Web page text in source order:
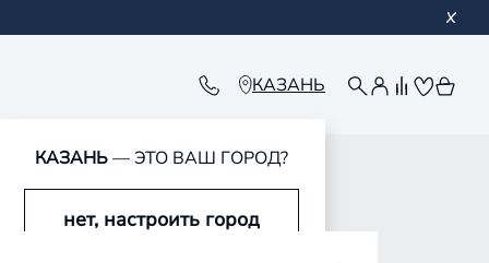
КАЗАНЬ
КАЗАНЬ— ЭТО ВАШ ГОРОД?
нет, настроить город